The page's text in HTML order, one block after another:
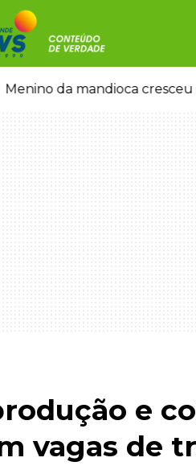
Menino da mandioca
e
vagas de